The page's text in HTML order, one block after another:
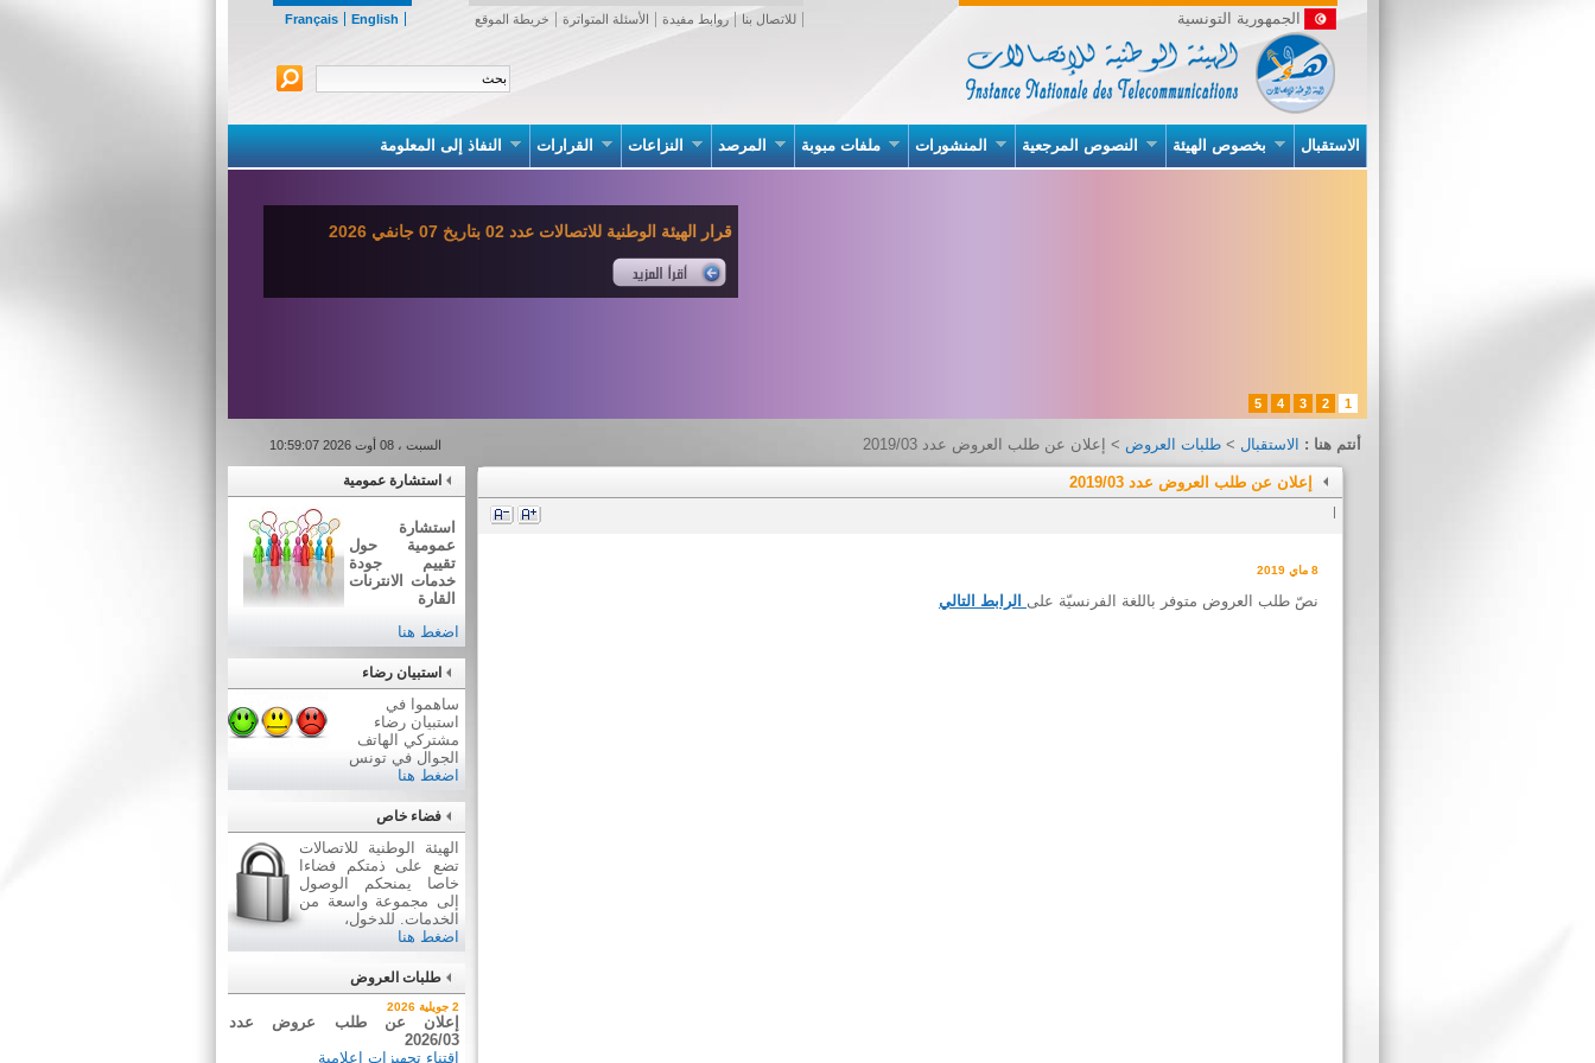
Français English للاتصال بنا روابط مفيدة الأسئلة المتواترة خريطة الموقع الجمهورية التونسية
الاستقبال بخصوص الهيئة النصوص المرجعية المنشورات ملفات مبوبة المرصد النزاعات القرارات النفاذ إلى المعلومة
قرار الهيئة الوطنية للاتصالات عدد 02 بتاريخ 07 جانفي 2026
1
2
3
4
5
أنتم هنا : الاستقبال > طلبات العروض > إعلان عن طلب العروض عدد 2019/03 السبت ، 08 أوت 2026 10:59:07
استشارة عمومية
استشارة
عمومية حول
تقييم جودة
خدمات الانترنات
القارة
اضغط هنا
استبيان رضاء
ساهموا في
استبيان رضاء
مشتركي الهاتف
الجوال في تونس
اضغط هنا
فضاء خاص
الهيئة الوطنية للاتصالات
تضع على ذمتكم فضاءا
خاصا يمنحكم الوصول
إلى مجموعة واسعة من
الخدمات. للدخول،
اضغط هنا
طلبات العروض
7 أوت 2026
نتيجة بيع وسائل نقل عن طريق
ظروف مغلقة عدد 01/2026
بيع وسائل نقل عن طريق ظروف
2 جويلية 2026
إعلان عن طلب عروض عدد
2026/03
اقتناء تجهيزات إعلامية
إعلان عن طلب العروض عدد 2019/03
|
8 ماي 2019
نصّ طلب العروض متوفر باللغة الفرنسيّة على الرابط التالي